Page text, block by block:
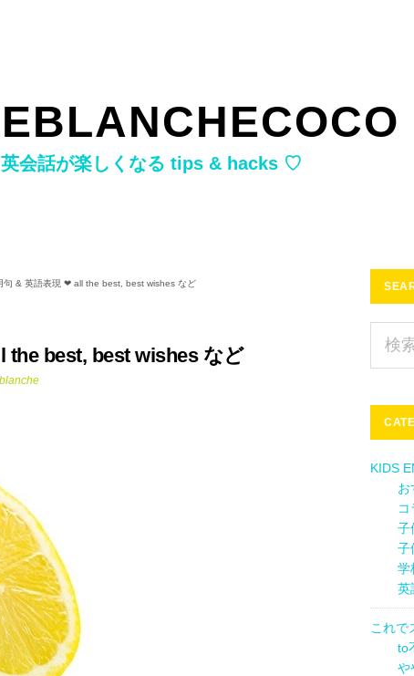
英会話が楽しくなる tips & hacks ♡
句 & 英語表現 ❤︎ all the best, best wishes など
the best, best wishes など
最
初
の
サ
ド
ー
KIDS
お
コ
子
子
学
英
これで
to
や